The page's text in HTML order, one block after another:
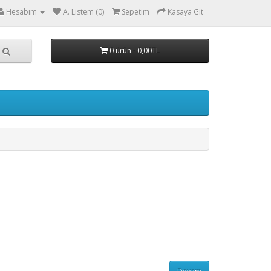
Hesabım A. Listem (0) Sepetim Kasaya Git
0 ürün - 0,00TL